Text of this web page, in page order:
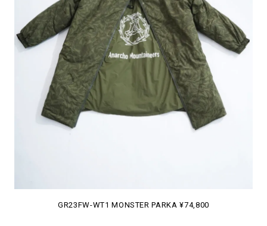
GR23FW-WT1 MONSTER PARKA ¥74,800